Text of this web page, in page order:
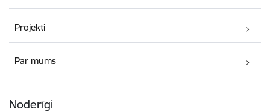
Projekti
Par mums
Noderīgi